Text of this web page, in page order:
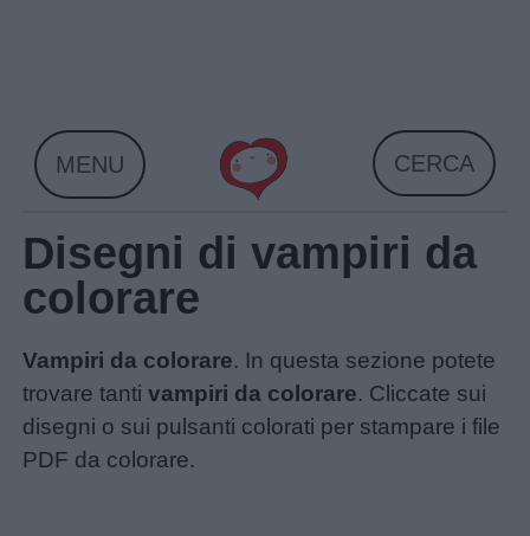
MENU CERCA
Disegni di vampiri da
colorare
Vampiri da colorare. In questa sezione potete
trovare tantivampiri da colorare. Cliccate sui
disegni o sui pulsanti colorati per stampare i file
PDF da colorare.